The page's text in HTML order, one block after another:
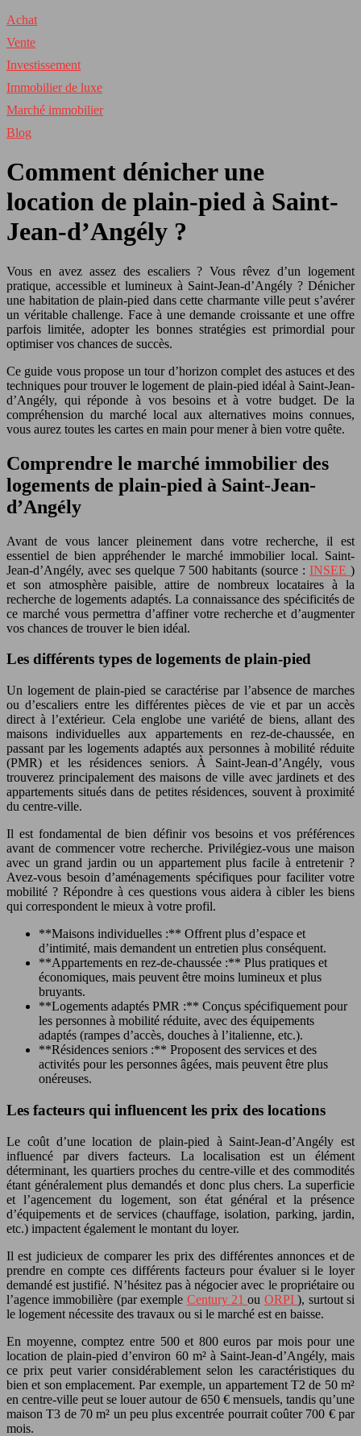
Achat
Vente
Investissement
Immobilier de luxe
Marché immobilier
Blog
Comment dénicher une
location de plain-pied à Saint-
Jean-d’Angély ?
Vous en avez assez des escaliers ? Vous rêvez d’un logement
pratique, accessible et lumineux à Saint-Jean-d’Angély ? Dénicher
une habitation de plain-pied dans cette charmante ville peut s’avérer
un véritable challenge. Face à une demande croissante et une offre
parfois limitée, adopter les bonnes stratégies est primordial pour
optimiser vos chances de succès.
Ce guide vous propose un tour d’horizon complet des astuces et des
techniques pour trouver le logement de plain-pied idéal à Saint-Jean-
d’Angély, qui réponde à vos besoins et à votre budget. De la
compréhension du marché local aux alternatives moins connues,
vous aurez toutes les cartes en main pour mener à bien votre quête.
Comprendre le marché immobilier des
logements de plain-pied à Saint-Jean-
d’Angély
Avant de vous lancer pleinement dans votre recherche, il est
essentiel de bien appréhender le marché immobilier local. Saint-
Jean-d’Angély, avec ses quelque 7 500 habitants (source : INSEE)
et son atmosphère paisible, attire de nombreux locataires à la
recherche de logements adaptés. La connaissance des spécificités de
ce marché vous permettra d’affiner votre recherche et d’augmenter
vos chances de trouver le bien idéal.
Les différents types de logements de plain-pied
Un logement de plain-pied se caractérise par l’absence de marches
ou d’escaliers entre les différentes pièces de vie et par un accès
direct à l’extérieur. Cela englobe une variété de biens, allant des
maisons individuelles aux appartements en rez-de-chaussée, en
passant par les logements adaptés aux personnes à mobilité réduite
(PMR) et les résidences seniors. À Saint-Jean-d’Angély, vous
trouverez principalement des maisons de ville avec jardinets et des
appartements situés dans de petites résidences, souvent à proximité
du centre-ville.
Il est fondamental de bien définir vos besoins et vos préférences
avant de commencer votre recherche. Privilégiez-vous une maison
avec un grand jardin ou un appartement plus facile à entretenir ?
Avez-vous besoin d’aménagements spécifiques pour faciliter votre
mobilité ? Répondre à ces questions vous aidera à cibler les biens
qui correspondent le mieux à votre profil.
**Maisons individuelles :** Offrent plus d’espace et
d’intimité, mais demandent un entretien plus conséquent.
**Appartements en rez-de-chaussée :** Plus pratiques et
économiques, mais peuvent être moins lumineux et plus
bruyants.
**Logements adaptés PMR :** Conçus spécifiquement pour
les personnes à mobilité réduite, avec des équipements
adaptés (rampes d’accès, douches à l’italienne, etc.).
**Résidences seniors :** Proposent des services et des
activités pour les personnes âgées, mais peuvent être plus
onéreuses.
Les facteurs qui influencent les prix des locations
Le coût d’une location de plain-pied à Saint-Jean-d’Angély est
influencé par divers facteurs. La localisation est un élément
déterminant, les quartiers proches du centre-ville et des commodités
étant généralement plus demandés et donc plus chers. La superficie
et l’agencement du logement, son état général et la présence
d’équipements et de services (chauffage, isolation, parking, jardin,
etc.) impactent également le montant du loyer.
Il est judicieux de comparer les prix des différentes annonces et de
prendre en compte ces différents facteurs pour évaluer si le loyer
demandé est justifié. N’hésitez pas à négocier avec le propriétaire ou
l’agence immobilière (par exemple Century 21ou ORPI), surtout si
le logement nécessite des travaux ou si le marché est en baisse.
En moyenne, comptez entre 500 et 800 euros par mois pour une
location de plain-pied d’environ 60 m² à Saint-Jean-d’Angély, mais
ce prix peut varier considérablement selon les caractéristiques du
bien et son emplacement. Par exemple, un appartement T2 de 50 m²
en centre-ville peut se louer autour de 650 € mensuels, tandis qu’une
maison T3 de 70 m² un peu plus excentrée pourrait coûter 700 € par
mois.